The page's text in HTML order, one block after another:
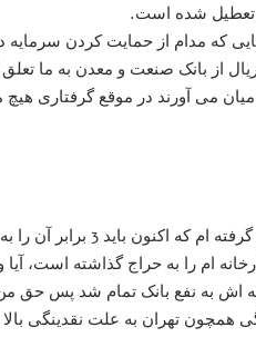
تعطیل شده است.
که مدام از حمایت کردن سرمایه
از بانک صنعت و معدن به ما
می آورند در موقع گرفتاری
وی در ادامه افزود: یک میلیارد
ام را به حراج گذاشته است،
اش به نفع بانک تمام شد پس حق
همچون تهران به علت نقدینگی